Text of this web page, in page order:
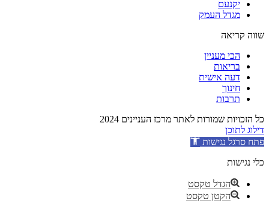
יקנעם
מגדל העמק
שווה קריאה
הכי מעניין
בריאות
דעה אישית
חינוך
תרבות
כל הזכויות שמורות לאתר מרכז העניינים 2024
דילוג לתוכן
פתח סרגל נגישות
כלי נגישות
הגדל טקסט
הקטן טקסט